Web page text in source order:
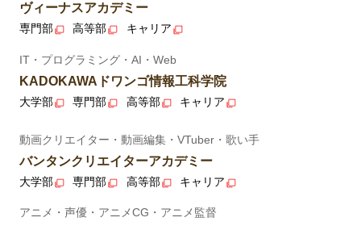
ヴィーナスアカデミー
専門部 高等部 キャリア
IT・プログラミング・AI・Web
KADOKAWAドワンゴ情報工科学院
大学部 専門部 高等部 キャリア
動画クリエイター・動画編集・VTuber・歌い手
バンタンクリエイターアカデミー
大学部 専門部 高等部 キャリア
アニメ・声優・アニメCG・アニメ監督